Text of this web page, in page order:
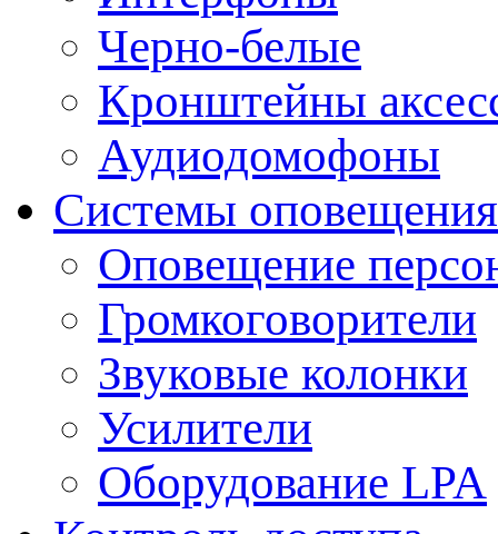
Черно-белые
Кронштейны
Аудиодомофоны
Системы оповещения
Оповещение
Громкоговорители
Звуковые колонки
Усилители
Оборудование LPA